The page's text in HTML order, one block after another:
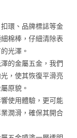
環、品牌標誌等金
棉棒，仔細清除表
光澤。
的金屬五金，我們
，使其恢復平滑亮
原貌。
使用體驗，更可能
潤滑，確保其開合